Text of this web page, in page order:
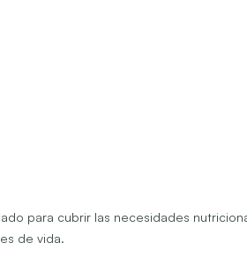
para cubrir las necesidades
de vida.